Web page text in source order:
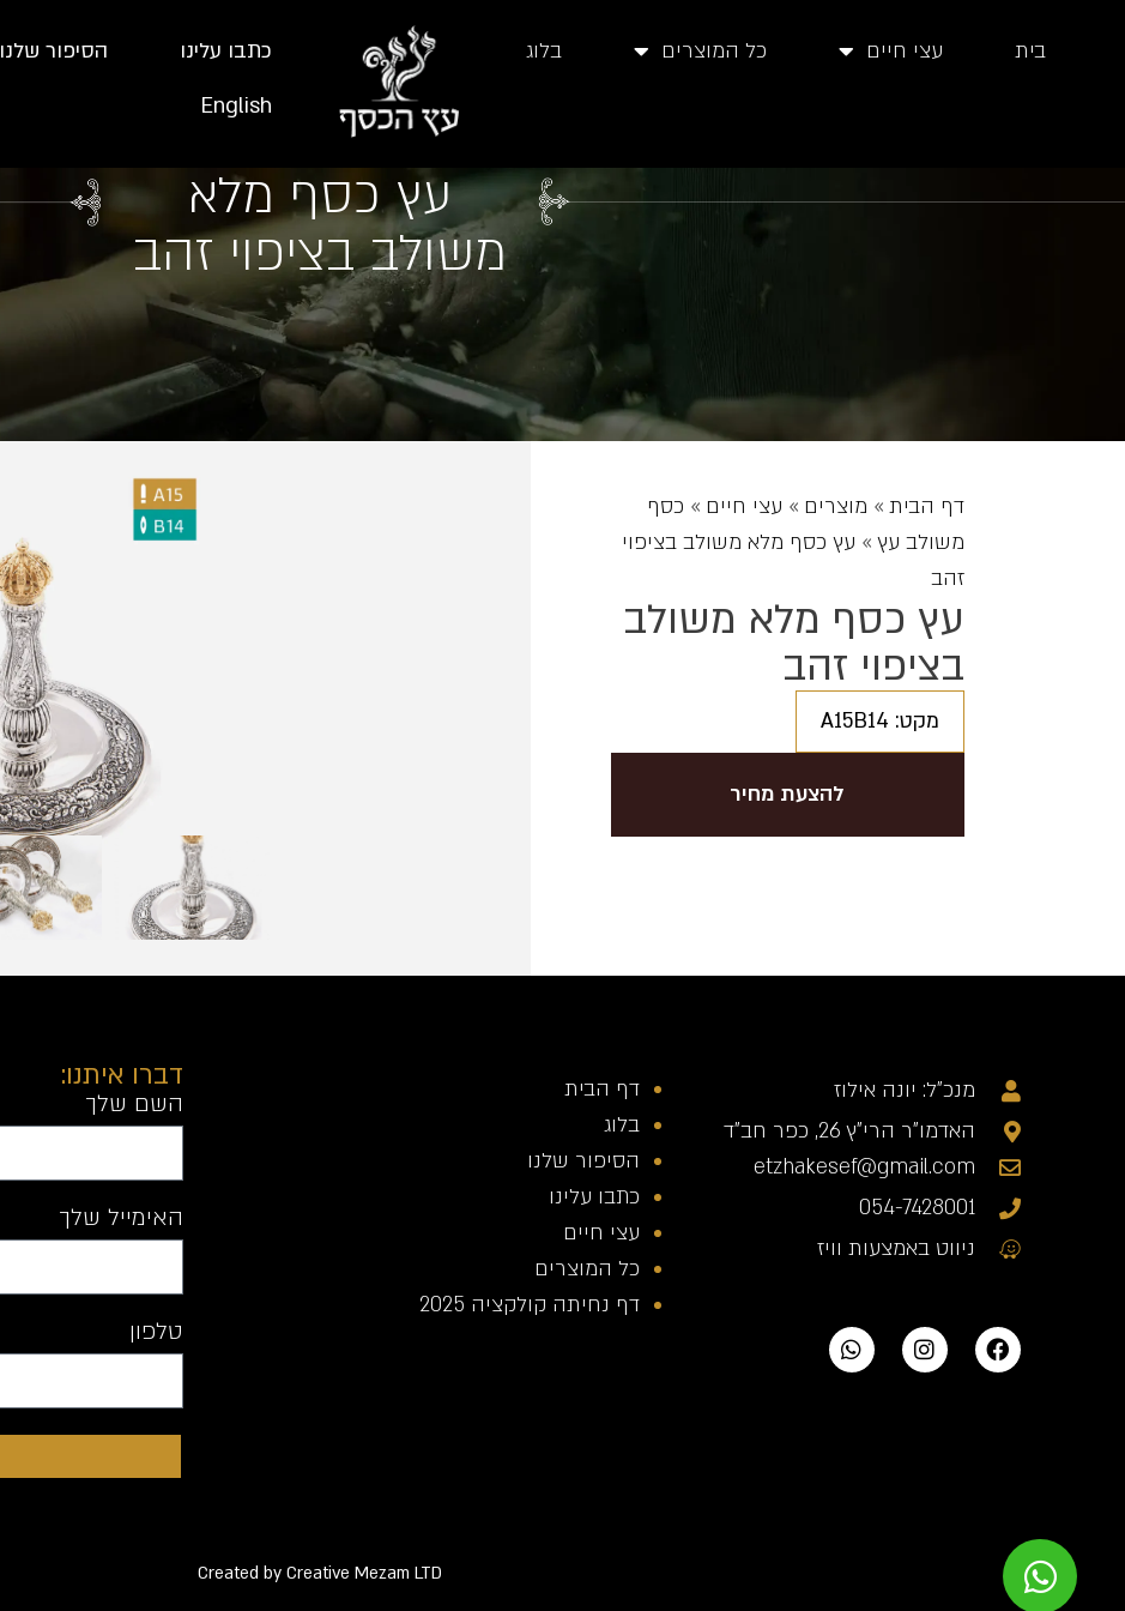
בית עצי חיים כל המוצרים בלוג כתבו עלינו הסיפור שלנו
English
עץ כסף מלא
משולב בציפוי זהב
דף הבית » מוצרים » עצי חיים » כסף
משולב עץ » עץ כסף מלא משולב בציפוי
זהב
עץ כסף מלא משולב
בציפוי זהב
מקט: A15B14
להצעת מחיר
מנכ"ל: יונה אילוז
האדמו"ר הרי"ץ 26, כפר חב"ד
etzhakesef@gmail.com
054-7428001
ניווט באמצעות וויז
דף הבית
בלוג
הסיפור שלנו
כתבו עלינו
עצי חיים
כל המוצרים
דף נחיתה קולקציה 2025
דברו איתנו:
השם שלך
האימייל שלך
טלפון
Created by Creative Mezam LTD